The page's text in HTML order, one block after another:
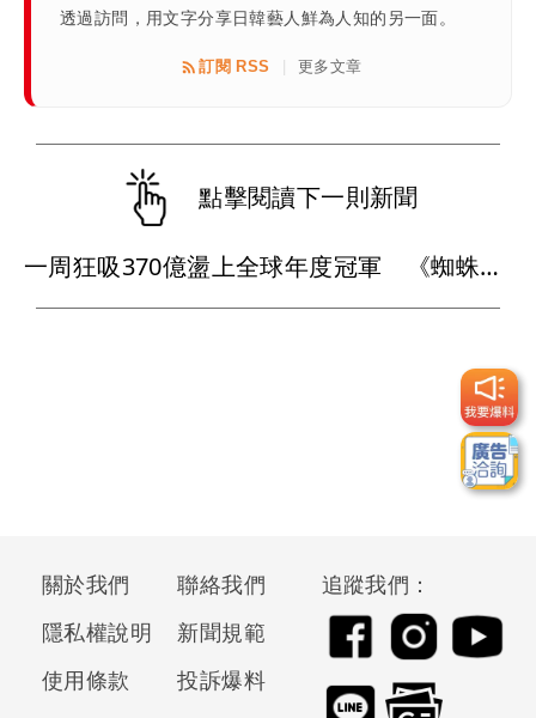
透過訪問，用文字分享日韓藝人鮮為人知的另一面。
訂閱 RSS 更多文章
點擊閱讀下一則新聞
一周狂吸370億盪上全球年度冠軍 《蜘蛛人：重生日》如何打敗超級英雄疲乏？
關於我們
聯絡我們
隱私權說明
新聞規範
使用條款
投訴爆料
追蹤我們：